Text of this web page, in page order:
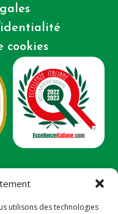
utilisons des technologies
cookies
européenne à